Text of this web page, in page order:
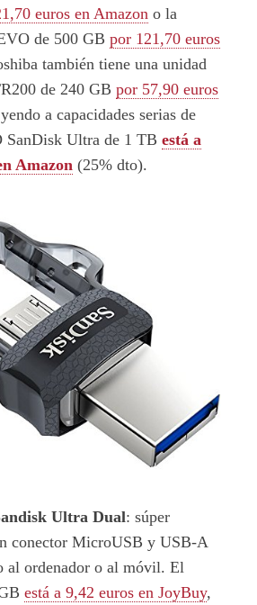
euros en Amazon o la
de 500 GB por 121,70 euros
también tiene una unidad
de 240 GB por 57,90 euros
a capacidades serias de
SanDisk Ultra de 1 TB está a
Amazon (25% dto).
Ultra Dual: súper
conector MicroUSB y USB-A
al ordenador o al móvil. El
está a 9,42 euros en JoyBuy,